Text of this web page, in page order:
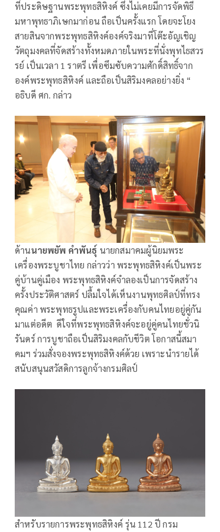
ที่ประดิษฐานพระพุทธสิหิงค์ ซึ่งไม่เคยมีการจัดพิธี
มหาพุทธาภิเษกมาก่อน ถือเป็นครั้งแรก โดยจะโยง
สายสินจากพระพุทธสิหิงค์องค์จริงมาที่โต๊ะอัญเชิญ
วัตถุมงคลที่จัดสร้างทั้งหมดภายในพระที่นั่งพุทไธสวร
รย์ เป็นเวลา 1 ราตรี เพื่อซึมซับความศักดิ์สิทธิ์จาก
องค์พระพุทธสิหิงค์ และถือเป็นสิริมงคลอย่างยิ่ง “
อธิบดี ศก. กล่าว
ด้านนายพยัพ คำพันธุ์ นายกสมาคมผู้นิยมพระ
เครื่องพระบูชาไทย กล่าวว่า พระพุทธสิหิงค์เป็นพระ
คู่บ้านคู่เมือง พระพุทธสิหิงค์จำลองเป็นการจัดสร้าง
ครั้งประวัติศาสตร์ ปลื้มใจได้เห็นงานพุทธศิลป์ที่ทรง
คุณค่า พระพุทธรูปและพระเครื่องกับคนไทยอยู่คู่กัน
มาแต่อดีต ดีใจที่พระพุทธสิหิงค์จะอยู่คู่คนไทยชั่วนิ
รันดร์ การบูชาถือเป็นสิริมงคลกับชีวิต โอกาสนี้สมา
คมฯ ร่วมสั่งจองพระพุทธสิหิงค์ด้วย เพราะนำรายได้
สนับสนุนสวัสดิการลูกจ้างกรมศิลป์
สำหรับรายการพระพุทธสิหิงค์ รุ่น 112 ปี กรม